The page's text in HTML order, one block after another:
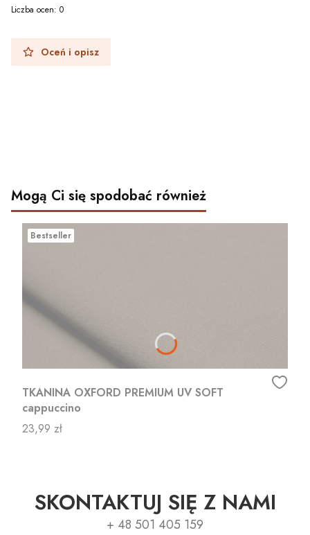
Liczba ocen: 0
Oceń i opisz
Mogą Ci się spodobać również
Bestseller
TKANINA OXFORD PREMIUM UV SOFT
cappuccino
Cena
23,99 zł
SKONTAKTUJ SIĘ Z NAMI
+ 48 501 405 159